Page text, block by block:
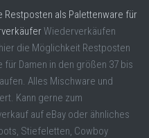
Restposten als Palettenware für
Wiederverkäufen
die Möglichkeit Restposten
für Damen in den größen 37 bis
Alles Mischware und
Kann gerne zum
auf eBay oder ähnliches
Stiefeletten, Cowboy